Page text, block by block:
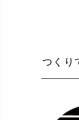
つくり